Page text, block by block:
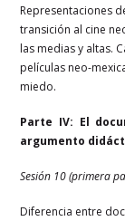
Representaciones
transición al cine
las medias y altas.
películas neo-
miedo.
Parte IV: El
argumento
Sesión 10 (primera
Diferencia entre